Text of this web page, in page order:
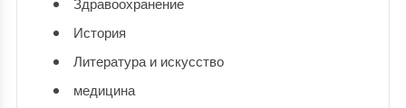
История
Литература и искусство
медицина